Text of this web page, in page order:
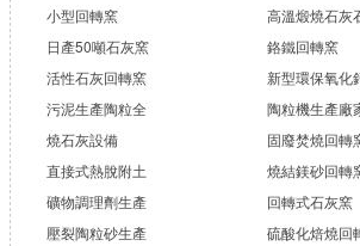
小型回轉窯
高溫煅燒石灰
日產50噸石灰窯
鉻鐵回轉窯
活性石灰回轉窯
新型環保氧化
污泥生產陶粒全
陶粒機生產廠
燒石灰設備
固廢焚燒回轉
直接式熱脫附土
燒結鎂砂回轉
礦物調理劑生產
回轉式石灰窯
壓裂陶粒砂生產
硫酸化焙燒回